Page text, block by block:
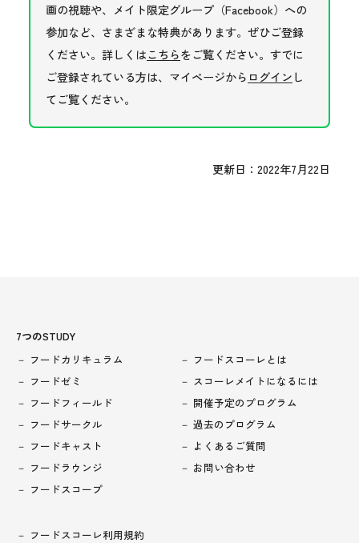
画の視聴や、メイト限定グループ（Facebook）への
参加など、さまざまな特典があります。ぜひご登録
ください。詳しくはこちらをご覧ください。すでに
ご登録されている方は、マイページから ログインし
てご覧ください。
更新日：2022年7月22日
7つのSTUDY
フードカリキュラム
フードゼミ
フードフィールド
フードサークル
フードキャスト
フードラウンジ
フードスコープ
フードスコーレとは
スコーレメイトになるには
開催予定のプログラム
過去のプログラム
よくあるご質問
お問い合わせ
フードスコーレ利用規約